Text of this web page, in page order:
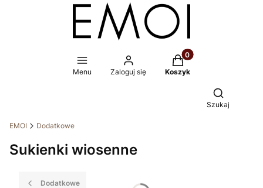
Menu Zaloguj się
Produkty w
Koszyk
Otwórz
Szukaj
EMOI Dodatkowe
Sukienki wiosenne
Dodatkowe